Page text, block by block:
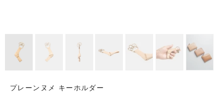
プレーンヌメ キーホルダー